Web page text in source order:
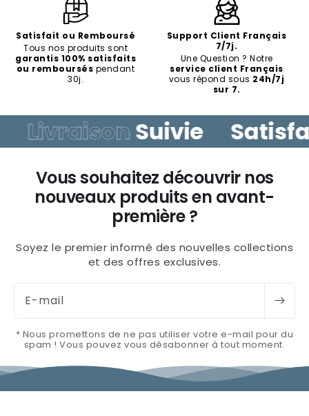
normes Françaises.
un numéropar notre équipe.
Satisfait ou Remboursé
Tous nos produits sont
garantis 100% satisfaits
Support Client Français
7/7j.
Une Question ? Notre
sur 7.
Vous souhaitez découvrir nos
nouveaux produits en avant-
première ?
E-mail
* Nous promettons de ne pas utiliser votre e-mail pour du
spam ! Vous pouvez vous désabonner à tout moment.